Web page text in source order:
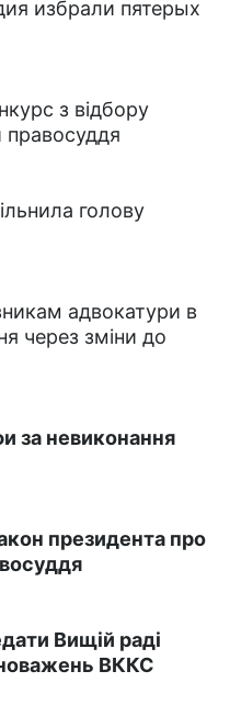
избрали пятерых
з відбору
правосуддя
голову
адвокатури в
через зміни до
за невиконання
президента про
Вищій раді
ВККС